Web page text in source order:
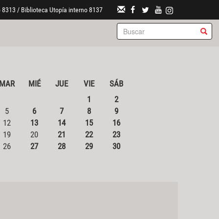
/ Biblioteca Utopía interno 8137
MIÉ JUE VIE
SÁB
1
2
5
6 7 8
9
12
13 14 15
16
19
20 21 22
23
26
27 28 29 30